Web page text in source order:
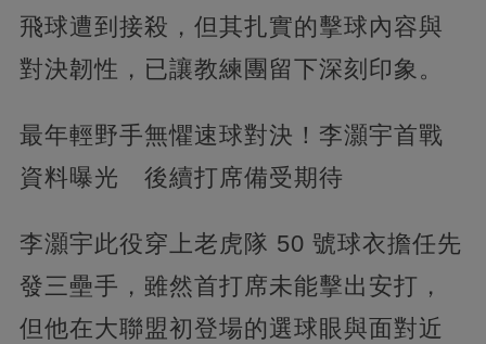
飛球遭到接殺，但其扎實的擊球內容與
對決韌性，已讓教練團留下深刻印象。
最年輕野手無懼速球對決！李灝宇首戰
資料曝光 後續打席備受期待
李灝宇此役穿上老虎隊 50 號球衣擔任先
發三壘手，雖然首打席未能擊出安打，
但他在大聯盟初登場的選球眼與面對近